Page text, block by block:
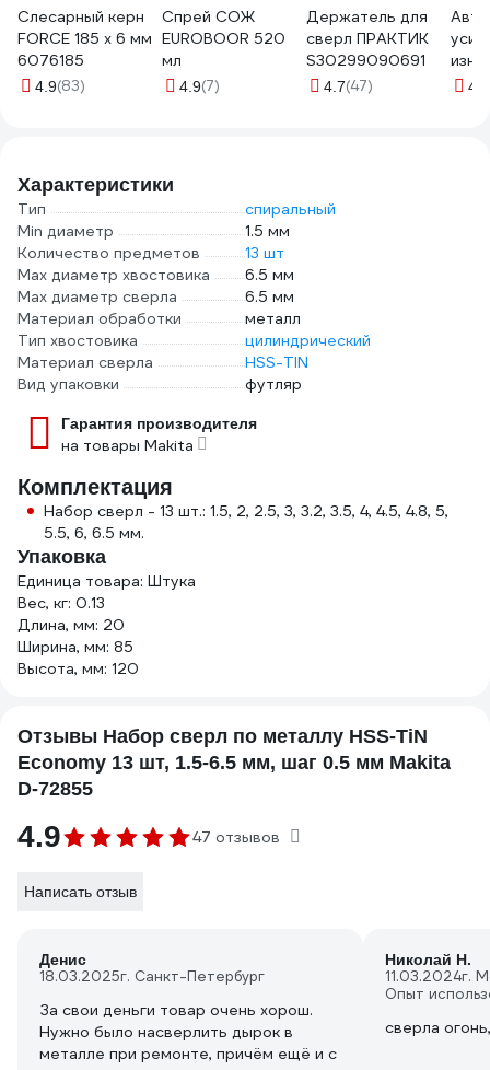
Слесарный керн
FORCE 185 х 6 мм
6076185
4.9(83)
Спрей СОЖ
EUROBOOR 520
мл
4.9(7)
Держатель для
сверл ПРАКТИК
S30299090691
4.7(47) 4.4
Характеристики
Тип
спиральный
Min диаметр
1.5 мм
Количество предметов
13 шт
Max диаметр хвостовика
6.5 мм
Max диаметр сверла
6.5 мм
Материал обработки
металл
Тип хвостовика
цилиндрический
Материал сверла
HSS-TIN
Вид упаковки
футляр
Гарантия производителя
на товары Makita
Комплектация
Набор сверл - 13 шт.: 1.5, 2, 2.5, 3, 3.2, 3.5, 4, 4.5, 4.8, 5,
5.5, 6, 6.5 мм.
Упаковка
Единица товара: Штука
Вес, кг: 0.13
Длина, мм: 20
Ширина, мм: 85
Высота, мм: 120
Отзывы Набор сверл по металлу HSS-TiN
Economy 13 шт, 1.5-6.5 мм, шаг 0.5 мм Makita
D-72855
4.9 47 отзывов
Написать отзыв
Денис
18.03.2025г. Санкт-Петербург
За свои деньги товар очень хорош.
Нужно было насверлить дырок в
металле при ремонте, причём ещё и с
Николай Н.
11.03.2024г.
Опыт
сверла